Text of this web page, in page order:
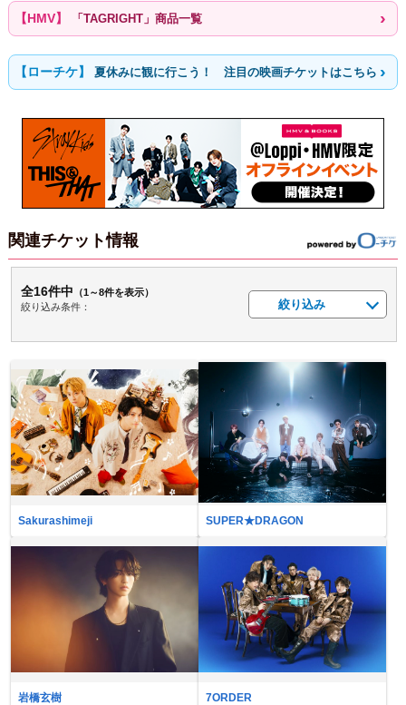
「TAGRIGHT」商品一覧
夏休みに観に行こう！ 注目の映画チケットはこちら
関連チケット情報
全16件中 （1～8件を表示）
絞り込み条件：
絞り込み
Sakurashimeji SUPER★DRAGON
岩橋玄樹 7ORDER